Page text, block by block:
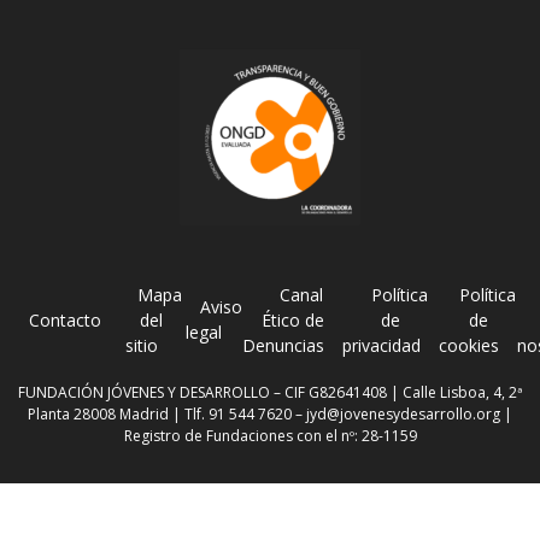
Contacto
Mapa
del
sitio
Aviso
legal
Canal
Ético de
Denuncias
Política
de
privacidad
Política
de
cookies
FUNDACIÓN JÓVENES Y DESARROLLO – CIF G82641408 | Calle Lisboa, 4, 2ª
Planta 28008 Madrid | Tlf. 91 544 7620 – jyd@jovenesydesarrollo.org |
Registro de Fundaciones con el nº: 28-1159